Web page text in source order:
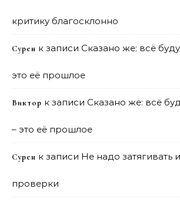
критику благосклонно
Сурен к записи Сказано же: всё
это её прошлое
Виктор к записи Сказано же: всё
– это её прошлое
Сурен к записи Не надо затягивать
проверки